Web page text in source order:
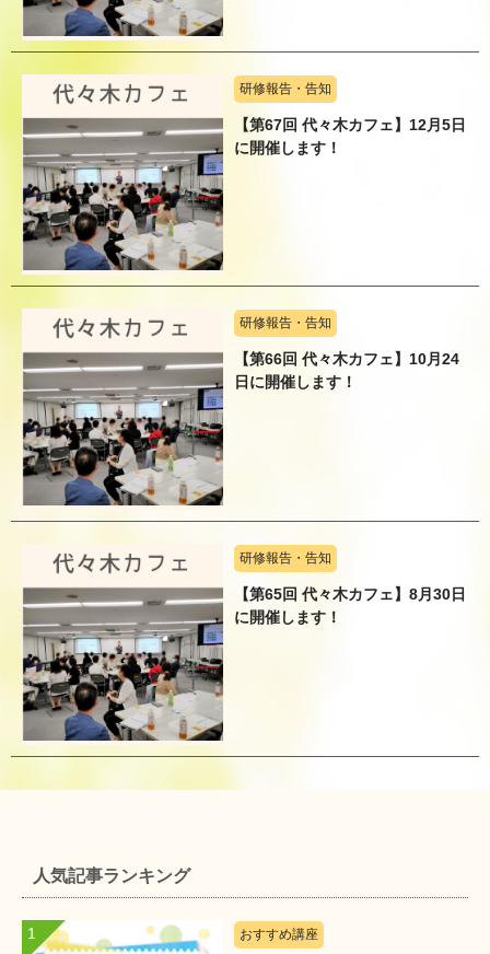
研修報告・告知
【第67回 代々木カフェ】12月5日
に開催します！
研修報告・告知
【第66回 代々木カフェ】10月24
日に開催します！
研修報告・告知
【第65回 代々木カフェ】8月30日
に開催します！
人気記事ランキング
おすすめ講座